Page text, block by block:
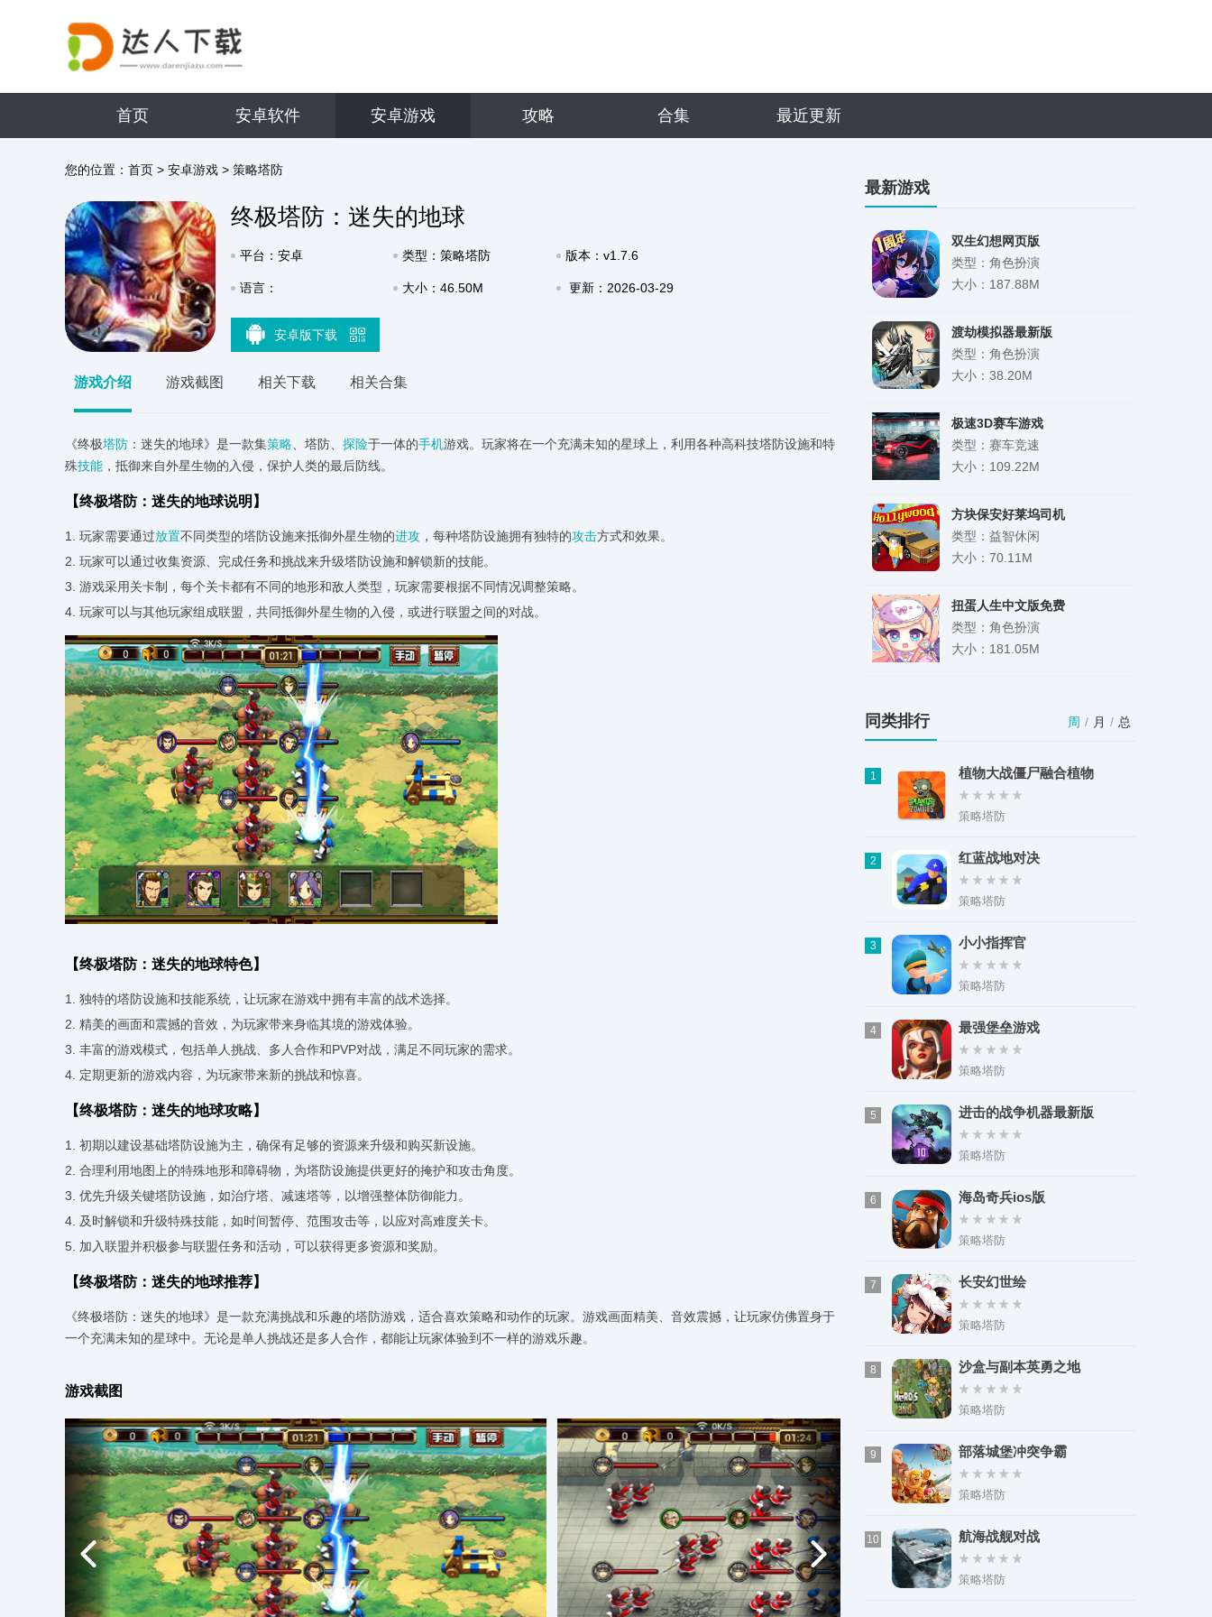
首页 安卓软件 安卓游戏 攻略 合集 最近更新
您的位置： 首页 > 安卓游戏 > 策略塔防
终极塔防：迷失的地球
平台：安卓 类型：策略塔防 版本：v1.7.6
语言： 大小：46.50M 更新：2026-03-29
安卓版下载
游戏介绍 游戏截图 相关下载 相关合集
《终极塔防 ：迷失的地球》是一款集策略 、塔防、 探险于一体的手机游戏。玩家将在一个充满未知的星球上，利用各种高科技塔防设施和特
殊技能 ，抵御来自外星生物的入侵，保护人类的最后防线。
【终极塔防：迷失的地球说明】
1. 玩家需要通过放置不同类型的塔防设施来抵御外星生物的进攻 ，每种塔防设施拥有独特的攻击方式和效果。
2. 玩家可以通过收集资源、完成任务和挑战来升级塔防设施和解锁新的技能。
3. 游戏采用关卡制，每个关卡都有不同的地形和敌人类型，玩家需要根据不同情况调整策略。
4. 玩家可以与其他玩家组成联盟，共同抵御外星生物的入侵，或进行联盟之间的对战。
【终极塔防：迷失的地球特色】
1. 独特的塔防设施和技能系统，让玩家在游戏中拥有丰富的战术选择。
2. 精美的画面和震撼的音效，为玩家带来身临其境的游戏体验。
3. 丰富的游戏模式，包括单人挑战、多人合作和PVP对战，满足不同玩家的需求。
4. 定期更新的游戏内容，为玩家带来新的挑战和惊喜。
【终极塔防：迷失的地球攻略】
1. 初期以建设基础塔防设施为主，确保有足够的资源来升级和购买新设施。
2. 合理利用地图上的特殊地形和障碍物，为塔防设施提供更好的掩护和攻击角度。
3. 优先升级关键塔防设施，如治疗塔、减速塔等，以增强整体防御能力。
4. 及时解锁和升级特殊技能，如时间暂停、范围攻击等，以应对高难度关卡。
5. 加入联盟并积极参与联盟任务和活动，可以获得更多资源和奖励。
【终极塔防：迷失的地球推荐】
《终极塔防：迷失的地球》是一款充满挑战和乐趣的塔防游戏，适合喜欢策略和动作的玩家。游戏画面精美、音效震撼，让玩家仿佛置身于
一个充满未知的星球中。无论是单人挑战还是多人合作，都能让玩家体验到不一样的游戏乐趣。
游戏截图
最新游戏
双生幻想网页版
类型：角色扮演
大小：187.88M
渡劫模拟器最新版
类型：角色扮演
大小：38.20M
极速3D赛车游戏
类型：赛车竞速
大小：109.22M
方块保安好莱坞司机
类型：益智休闲
大小：70.11M
扭蛋人生中文版免费
类型：角色扮演
大小：181.05M
独步武林之热血江湖手游
类型：角色扮演
周 / 月 / 总
同类排行
1 植物大战僵尸融合植物
策略塔防
2 红蓝战地对决
策略塔防
3 小小指挥官
策略塔防
4 最强堡垒游戏
策略塔防
5 进击的战争机器最新版
策略塔防
6 海岛奇兵ios版
策略塔防
7 长安幻世绘
策略塔防
8 沙盒与副本英勇之地
策略塔防
9 部落城堡冲突争霸
策略塔防
10 航海战舰对战
策略塔防